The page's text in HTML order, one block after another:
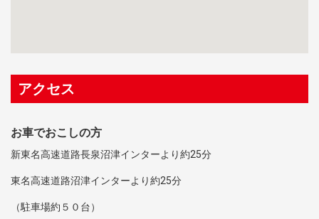
アクセス
お車でおこしの方
新東名高速道路長泉沼津インターより約25分
東名高速道路沼津インターより約25分
（駐車場約５０台）